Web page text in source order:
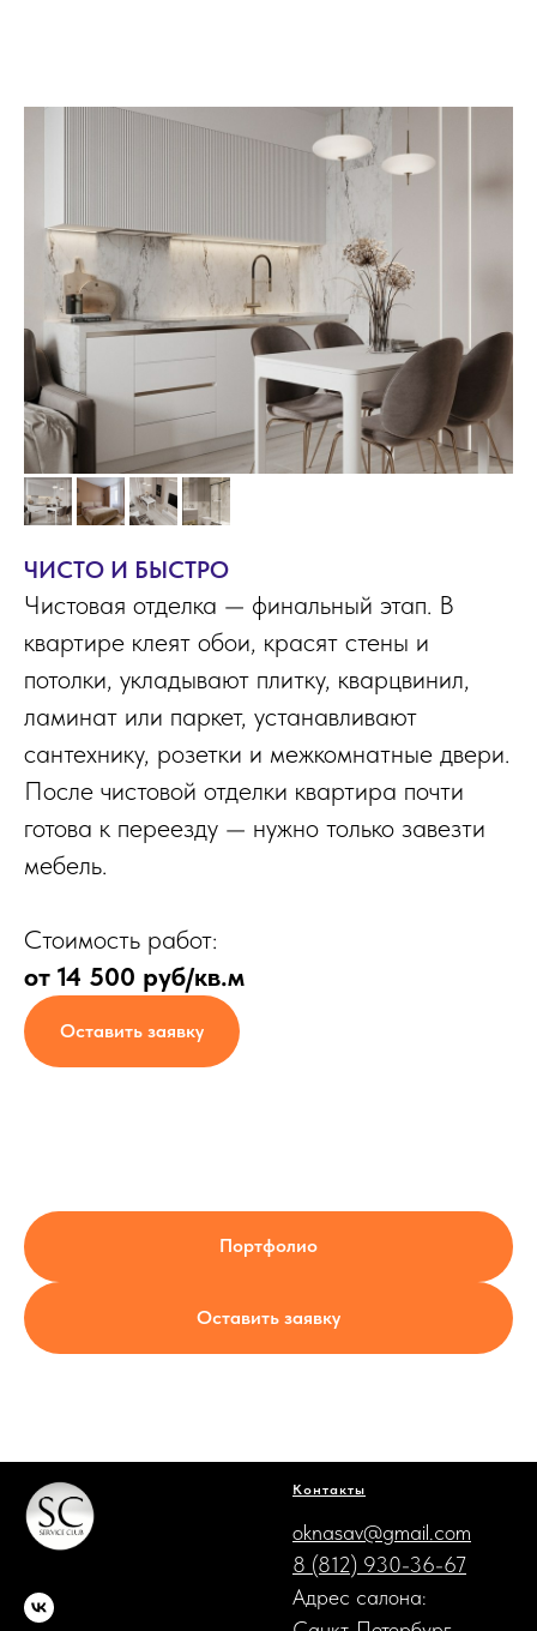
ЧИСТО И БЫСТРО
Чистовая отделка — финальный этап. В
квартире клеят обои, красят стены и
потолки, укладывают плитку, кварцвинил,
ламинат или паркет, устанавливают
сантехнику, розетки и межкомнатные двери.
После чистовой отделки квартира почти
готова к переезду — нужно только завезти
мебель.
Стоимость работ:
от 14 500 руб/кв.м
Оставить заявку
Портфолио
Оставить заявку
Контакты
oknasav@gmail.com
8 (812) 930-36-67
Адрес салона: